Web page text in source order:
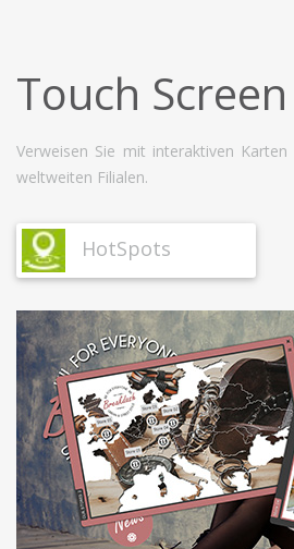
Touch
Verweisen Sie mit interaktiven
weltweiten Filialen.
HotSpots